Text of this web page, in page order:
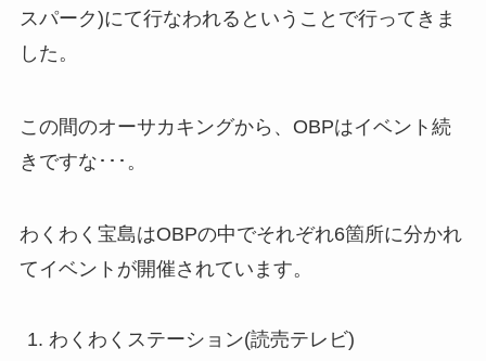
スパーク)にて行なわれるということで行ってきま
した。
この間のオーサカキングから、OBPはイベント続
きですな･･･。
わくわく宝島はOBPの中でそれぞれ6箇所に分かれ
てイベントが開催されています。
わくわくステーション(読売テレビ)